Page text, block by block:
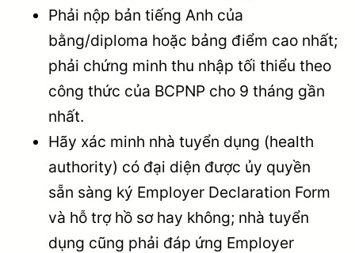
Phải nộp bản tiếng Anh của
bằng/diploma hoặc bảng điểm cao nhất;
phải chứng minh thu nhập tối thiểu theo
công thức của BCPNP cho 9 tháng gần
nhất.
Hãy xác minh nhà tuyển dụng (health
authority) có đại diện được ủy quyền
sẵn sàng ký Employer Declaration Form
và hỗ trợ hồ sơ hay không; nhà tuyển
dụng cũng phải đáp ứng Employer